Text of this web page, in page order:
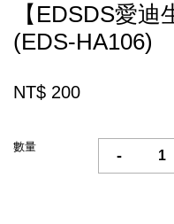
【EDSDS愛
(EDS-HA106)
NT$ 200
數量
-